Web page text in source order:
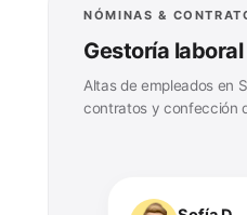
NÓMINAS &
Gestoría
Altas de empleados en
contratos y confección